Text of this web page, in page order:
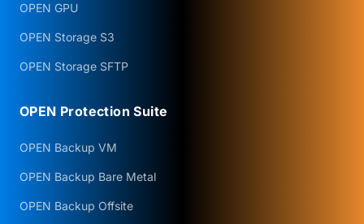
OPEN GPU
OPEN Storage S3
OPEN Storage SFTP
OPEN Protection Suite
OPEN Backup VM
OPEN Backup Bare Metal
OPEN Backup Offsite